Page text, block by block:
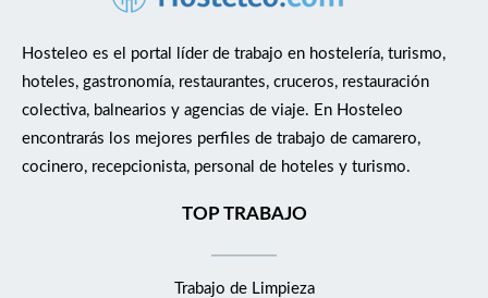
Hosteleo es el portal líder de trabajo en hostelería, turismo,
hoteles, gastronomía, restaurantes, cruceros, restauración
colectiva, balnearios y agencias de viaje. En Hosteleo
encontrarás los mejores perfiles de trabajo de camarero,
cocinero, recepcionista, personal de hoteles y turismo.
TOP TRABAJO
Trabajo de Limpieza